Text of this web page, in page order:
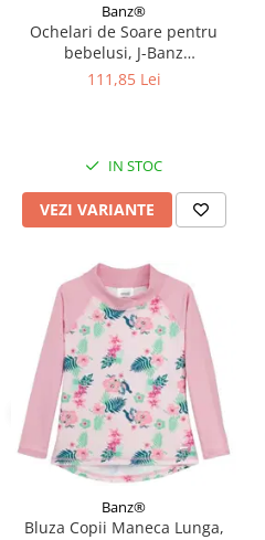
Banz®
Ochelari de Soare pentru
bebelusi, J-Banz
Beachcomber, 1-2 ani, Diverse
111,85 Lei
IN STOC
VEZI VARIANTE
Banz®
Bluza Copii Maneca Lunga,